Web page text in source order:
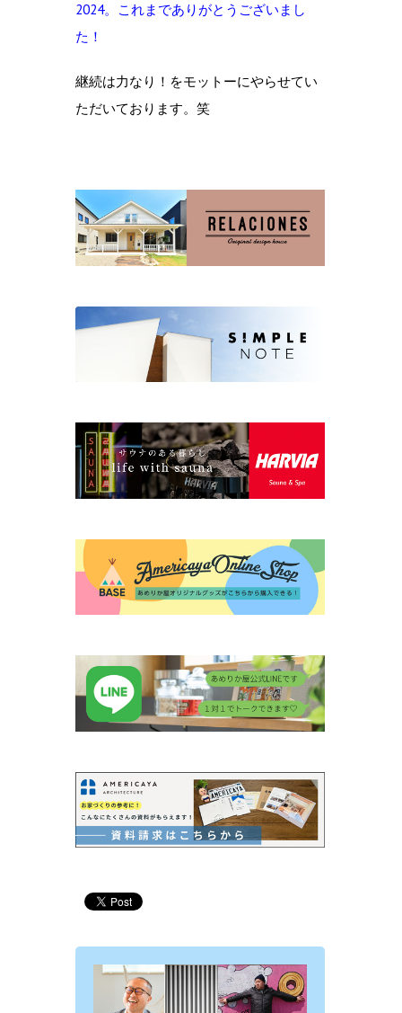
2024。これまでありがとうございまし
た！
継続は力なり！をモットーにやらせてい
ただいております。笑